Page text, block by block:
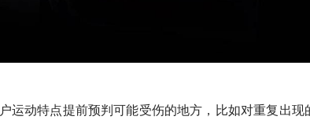
运动特点提前预判可能受伤的地方，比如对重复出现